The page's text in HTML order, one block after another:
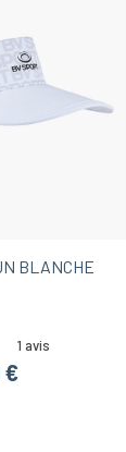
BLANCHE
1 avis
€